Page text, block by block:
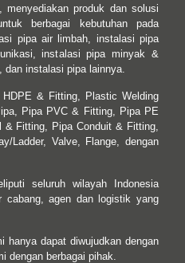
menyediakan produk dan solusi
berbagai kebutuhan pada
pipa air limbah, instalasi pipa
instalasi pipa minyak &
dan instalasi pipa lainnya.
& Fitting, Plastic Welding
Pipa PVC & Fitting, Pipa PE
& Fitting, Pipa Conduit & Fitting,
Ladder, Valve, Flange, dengan
seluruh wilayah Indonesia
cabang, agen dan logistik yang
hanya dapat diwujudkan dengan
dengan berbagai pihak.